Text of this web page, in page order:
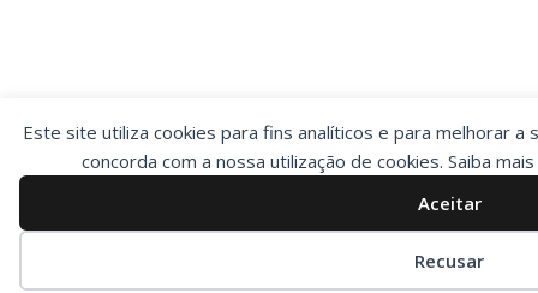
Este site utiliza cookies para fins analíticos e para melhorar a
concorda com a nossa utilização de cookies. Saiba
Aceitar
Recusar